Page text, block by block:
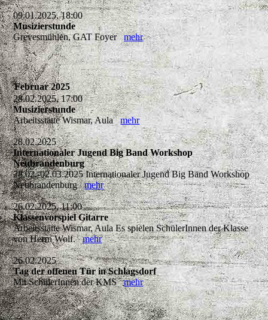
09.01.2025, 18:00
Musizierstunde
Grevesmühlen, GAT Foyermehr
Februar 2025
28.02.2025, 17:00
Musizierstunde
Arbeitsstätte Wismar, Aulamehr
28.02.2025
Internationaler Jugend Big Band Workshop
Neubrandenburg
28.02.-02.03.2025 Internationaler Jugend Big Band Workshop
Neubrandenburgmehr
26.02.2025, 11:00
Klassenvorspiel Gitarre
Arbeitsstätte Wismar, Aula Es spielen SchülerInnen der Klasse
von Herrn Wolf.mehr
26.02.2025
Tag der offenen Tür in Schlagsdorf
Mit SchülerInnen der KMSmehr